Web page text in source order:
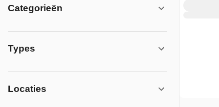
Categorieën
Types
Locaties